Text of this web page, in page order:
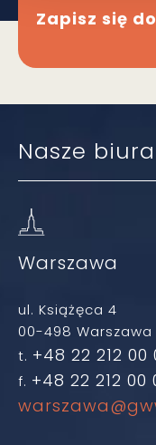
Zapisz się
Nasze biura
Warszawa
ul. Książęca 4
00-498 Warszawa
t. +48 22 212 00
f. +48 22 212 00